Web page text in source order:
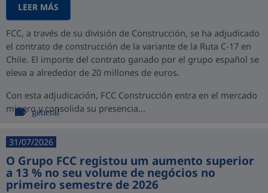
LEER MÁS
FCC, a través de su división de Construcción, se ha adjudicado
el contrato de construcción de la variante de la Ruta C-17 en
Chile. El importe del contrato ganado por el grupo español se
eleva a alrededor de 20 millones de euros.
Con esta adjudicación, FCC Construcción entra en el mercado
minero y consolida su presencia...
general
31/07/2026
O Grupo FCC registou um aumento superior
a 13 % no seu volume de negócios no
primeiro semestre de 2026